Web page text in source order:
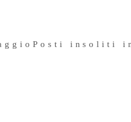
Posti insoliti